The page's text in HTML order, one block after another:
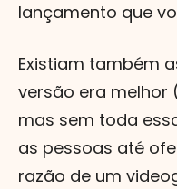
lançamento que
Existiam também
versão era melhor
mas sem toda
as pessoas até
razão de um